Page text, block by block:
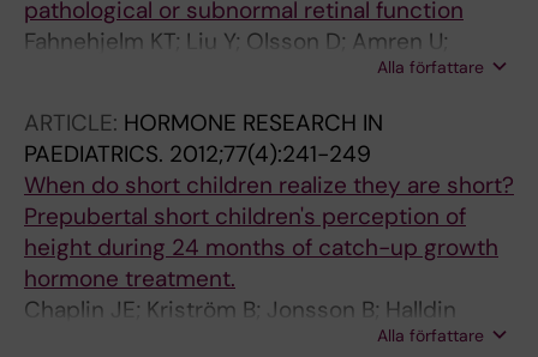
Landin-Olsson M; Elfving M; Waldenstrom E;
Hulting A-L; Kampe O; Bensing S
pathological or subnormal retinal function
Fahnehjelm KT; Liu Y; Olsson D; Amren U;
Haglind CB; Holmstrom G; Halldin M;Alla författare
ARTICLE: HORMONE RESEARCH IN
PAEDIATRICS. 2012;77(4):241-249
When do short children realize they are short?
Prepubertal short children's perception of
height during 24 months of catch-up growth
hormone treatment.
Chaplin JE; Kriström B; Jonsson B; Halldin
Stenlid M; Aronson AS; Dahlgren J;Alla författare